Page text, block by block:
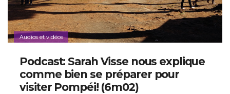
Audios et vidéos
Podcast: Sarah Visse nous explique
comme bien se préparer pour
visiter Pompéi! (6m02)